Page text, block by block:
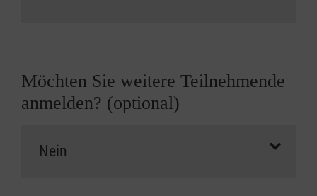
Möchten Sie weitere Teilnehmende
anmelden? (optional)